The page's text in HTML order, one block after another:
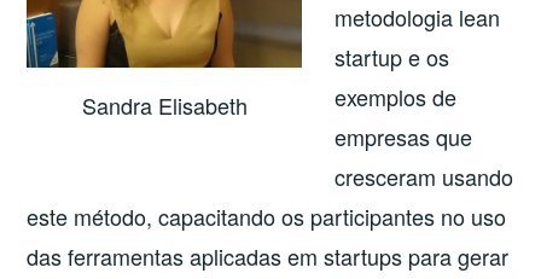
Sandra Elisabeth
metodologia lean
startup e os
exemplos de
empresas que
cresceram usando
este método, capacitando os participantes no uso
das ferramentas aplicadas em startups para gerar